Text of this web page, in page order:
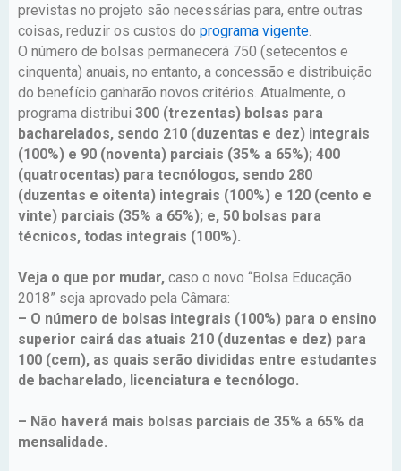
previstas no projeto são necessárias para, entre outras
coisas, reduzir os custos do programa vigente.
O número de bolsas permanecerá 750 (setecentos e
cinquenta) anuais, no entanto, a concessão e distribuição
do benefício ganharão novos critérios. Atualmente, o
programa distribui 300 (trezentas) bolsas para
bacharelados, sendo 210 (duzentas e dez) integrais
(100%) e 90 (noventa) parciais (35% a 65%); 400
(quatrocentas) para tecnólogos, sendo 280
(duzentas e oitenta) integrais (100%) e 120 (cento e
vinte) parciais (35% a 65%); e, 50 bolsas para
técnicos, todas integrais (100%).
Veja o que por mudar, caso o novo “Bolsa Educação
2018” seja aprovado pela Câmara:
– O número de bolsas integrais (100%) para o ensino
superior cairá das atuais 210 (duzentas e dez) para
100 (cem), as quais serão divididas entre estudantes
de bacharelado, licenciatura e tecnólogo.
– Não haverá mais bolsas parciais de 35% a 65% da
mensalidade.